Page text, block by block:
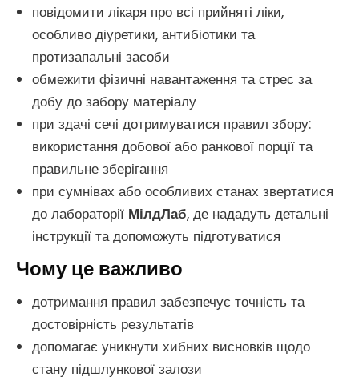
повідомити лікаря про всі прийняті ліки,
особливо діуретики, антибіотики та
протизапальні засоби
обмежити фізичні навантаження та стрес за
добу до забору матеріалу
при здачі сечі дотримуватися правил збору:
використання добової або ранкової порції та
правильне зберігання
при сумнівах або особливих станах звертатися
до лабораторії МілдЛаб, де нададуть детальні
інструкції та допоможуть підготуватися
Чому це важливо
дотримання правил забезпечує точність та
достовірність результатів
допомагає уникнути хибних висновків щодо
стану підшлункової залози